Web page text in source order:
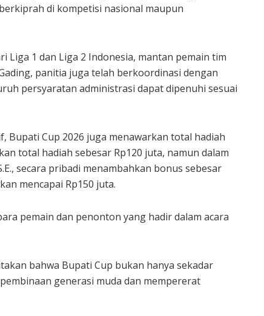
di kompetisi nasional maupun
Liga 1 dan Liga 2 Indonesia, mantan pemain tim
panitia juga telah berkoordinasi dengan
persyaratan administrasi dapat dipenuhi sesuai
Bupati Cup 2026 juga menawarkan total hadiah
total hadiah sebesar Rp120 juta, namun dalam
secara pribadi menambahkan bonus sebesar
mencapai Rp150 juta.
pemain dan penonton yang hadir dalam acara
bahwa Bupati Cup bukan hanya sekadar
generasi muda dan mempererat